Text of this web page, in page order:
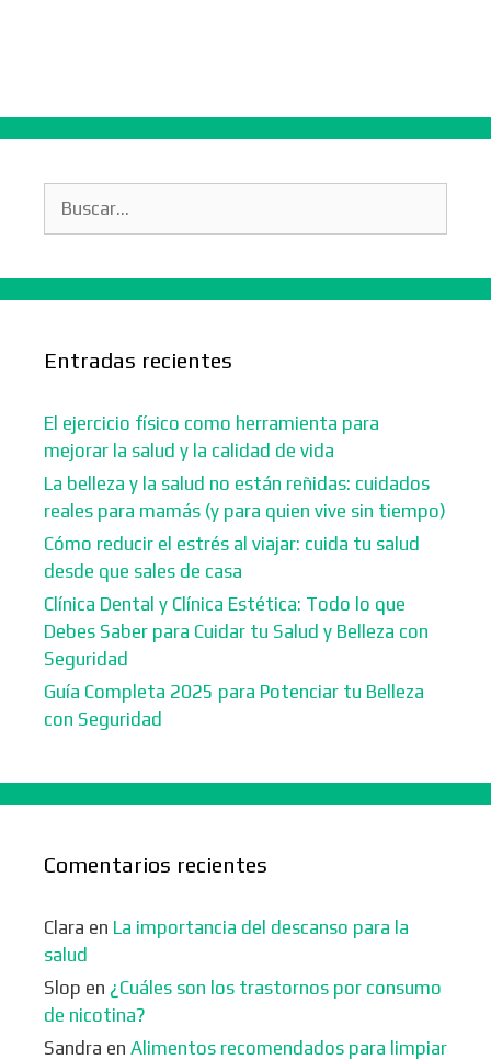
Entradas recientes
El ejercicio físico como herramienta para
mejorar la salud y la calidad de vida
La belleza y la salud no están reñidas: cuidados
reales para mamás (y para quien vive sin tiempo)
Cómo reducir el estrés al viajar: cuida tu salud
desde que sales de casa
Clínica Dental y Clínica Estética: Todo lo que
Debes Saber para Cuidar tu Salud y Belleza con
Seguridad
Guía Completa 2025 para Potenciar tu Belleza
con Seguridad
Comentarios recientes
Clara en La importancia del descanso para la
salud
Slop en ¿Cuáles son los trastornos por consumo
de nicotina?
Sandra en Alimentos recomendados para limpiar